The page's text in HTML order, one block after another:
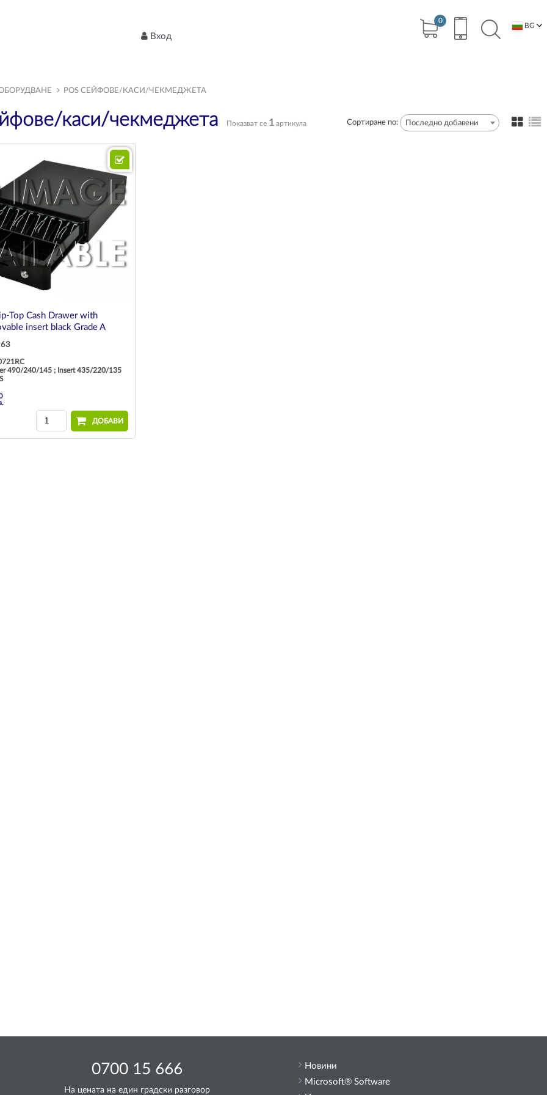
0
BG
Вход
ОБОРУДВАНЕ POS СЕЙФОВЕ/КАСИ/ЧЕКМЕДЖЕТА
каси/чекмеджета Показват се 1артикула Сортиране по: Последно добавени
Top Cash Drawer with
insert black Grade A
490/240/145 ; Insert 435/220/135
ДОБАВИ
0700 15 666
На цената на един градски разговор
Новини
Microsoft® Software